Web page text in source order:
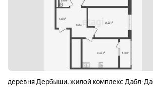
деревня Дербыши,жилой комплекс Дабл-